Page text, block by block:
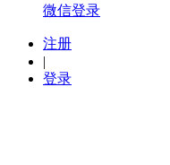
微信登录
注册
|
登录